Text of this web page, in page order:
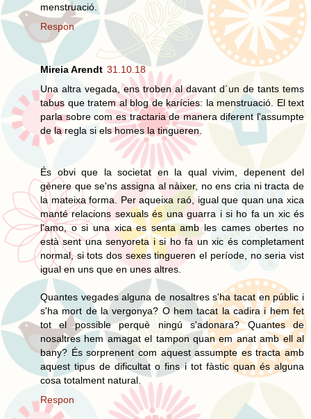
menstruació.
Respon
Mireia Arendt 31.10.18
Una altra vegada, ens troben al davant d´un de tants tems
tabus que tratem al blog de karícies: la menstruació. El text
parla sobre com es tractaria de manera diferent l'assumpte
de la regla si els homes la tingueren.
És obvi que la societat en la qual vivim, depenent del
gènere que se'ns assigna al nàixer, no ens cria ni tracta de
la mateixa forma. Per aqueixa raó, igual que quan una xica
manté relacions sexuals és una guarra i si ho fa un xic és
l'amo, o si una xica es senta amb les cames obertes no
està sent una senyoreta i si ho fa un xic és completament
normal, si tots dos sexes tingueren el període, no seria vist
igual en uns que en unes altres.
Quantes vegades alguna de nosaltres s'ha tacat en públic i
s'ha mort de la vergonya? O hem tacat la cadira i hem fet
tot el possible perquè ningú s'adonara? Quantes de
nosaltres hem amagat el tampon quan em anat amb ell al
bany? És sorprenent com aquest assumpte es tracta amb
aquest tipus de dificultat o fins i tot fàstic quan és alguna
cosa totalment natural.
Respon